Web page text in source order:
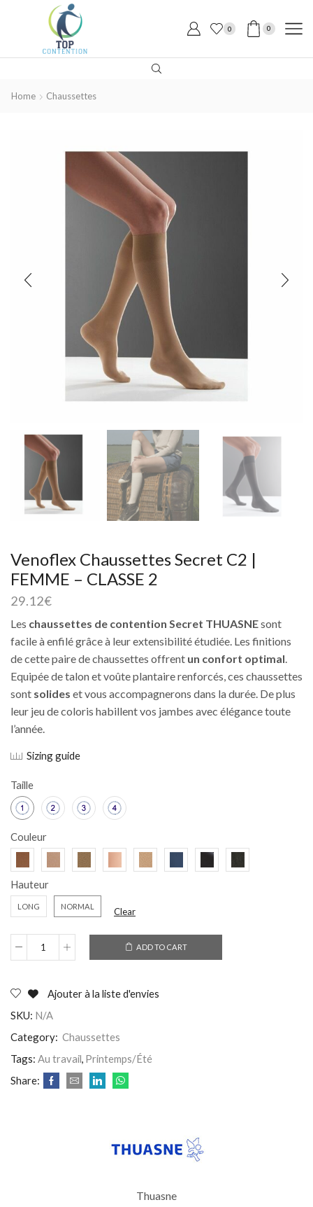
0 0
Home Chaussettes
Venoflex Chaussettes Secret C2 |
FEMME – CLASSE 2
29.12€
Les chaussettes de contention Secret THUASNEsont
facile à enfilé grâce à leur extensibilité étudiée. Les finitions
de cette paire de chaussettes offrent un confort optimal.
Equipée de talon et voûte plantaire renforcés, ces chaussettes
sont solides et vous accompagnerons dans la durée. De plus
leur jeu de coloris habillent vos jambes avec élégance toute
l’année.
Sizing guide
Taille
Couleur
Hauteur
LONG NORMAL Clear
ADD TO CART
Ajouter à la liste d'envies
SKU: N/A
Category: Chaussettes
Tags: Au travail, Printemps/Été
Share:
Thuasne